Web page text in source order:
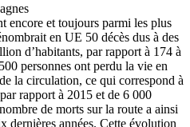
encore et toujours parmi les plus
en UE 50 décès dus à des
d’habitants, par rapport à 174 à
personnes ont perdu la vie en
la circulation, ce qui correspond à
rapport à 2015 et de 6 000
de morts sur la route a ainsi
dernières années. Cette évolution